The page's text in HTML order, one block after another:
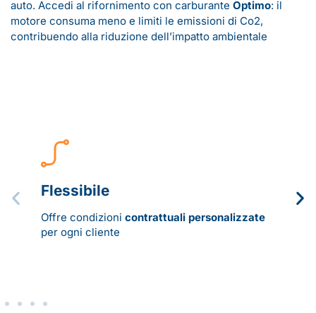
auto. Accedi al rifornimento con carburante Optimo: il
motore consuma meno e limiti le emissioni di Co2,
contribuendo alla riduzione dell’impatto ambientale
Flessibile
Offre condizioni contrattuali personalizzate
per ogni cliente